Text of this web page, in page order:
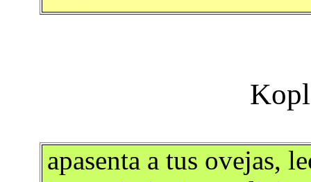
apasenta a tus ovejas,